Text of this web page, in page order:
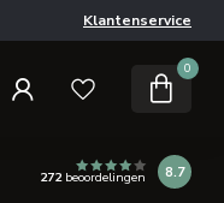
Klantenservice
0
272beoordelingen 8.7